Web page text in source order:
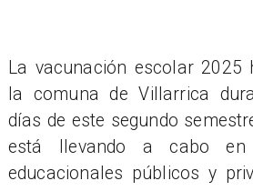
La vacunación escolar 2025
la comuna de Villarrica
días de este segundo
está llevando a cabo en
educacionales públicos y